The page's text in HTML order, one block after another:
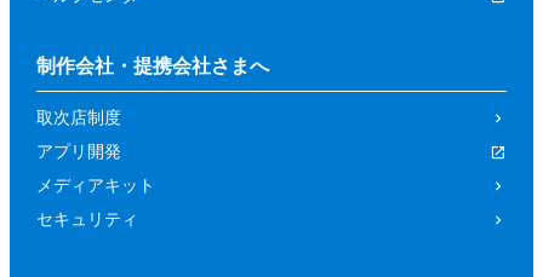
制作会社・提携会社さまへ
取次店制度
アプリ開発
メディアキット
セキュリティ